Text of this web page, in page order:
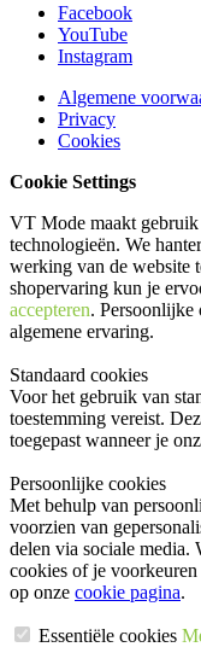
Facebook
YouTube
Instagram
Algemene
Privacy
Cookies
Cookie Settings
VT Mode maakt
technologieën. We
werking van de website
shopervaring kun je
accepteren. Persoonlijke
algemene ervaring.
Standaard cookies
Voor het gebruik van
toestemming vereist.
toegepast wanneer je
Persoonlijke cookies
Met behulp van
voorzien van
delen via sociale media.
cookies of je voorkeuren
op onze cookie pagina.
Essentiële cookies